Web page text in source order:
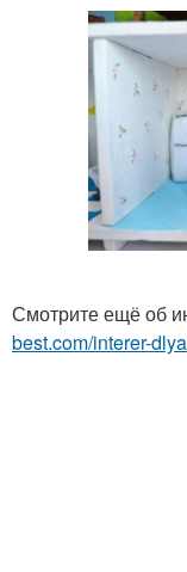
Смотрите ещё об
best.com/interer-